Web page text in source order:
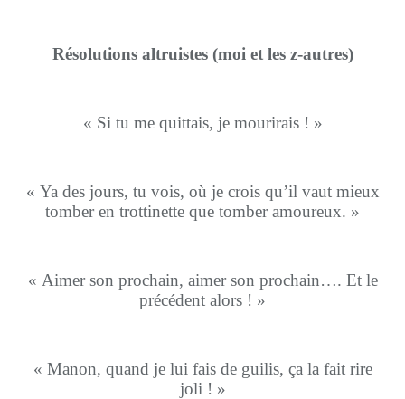
Résolutions altruistes (moi et les z-autres)
« Si tu me quittais, je mourirais ! »
« Ya des jours, tu vois, où je crois qu’il vaut mieux
tomber en trottinette que tomber amoureux. »
« Aimer son prochain, aimer son prochain…. Et le
précédent alors ! »
« Manon, quand je lui fais de guilis, ça la fait rire
joli ! »